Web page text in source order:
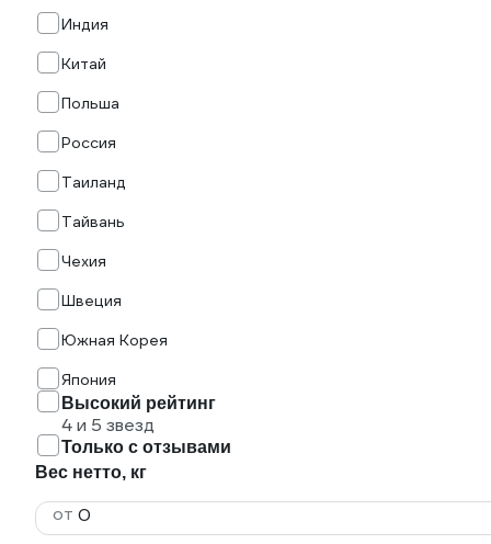
Индия
Китай
Польша
Россия
Таиланд
Тайвань
Чехия
Швеция
Южная Корея
Япония
Высокий рейтинг
4 и 5 звезд
Только с отзывами
Вес нетто, кг
от